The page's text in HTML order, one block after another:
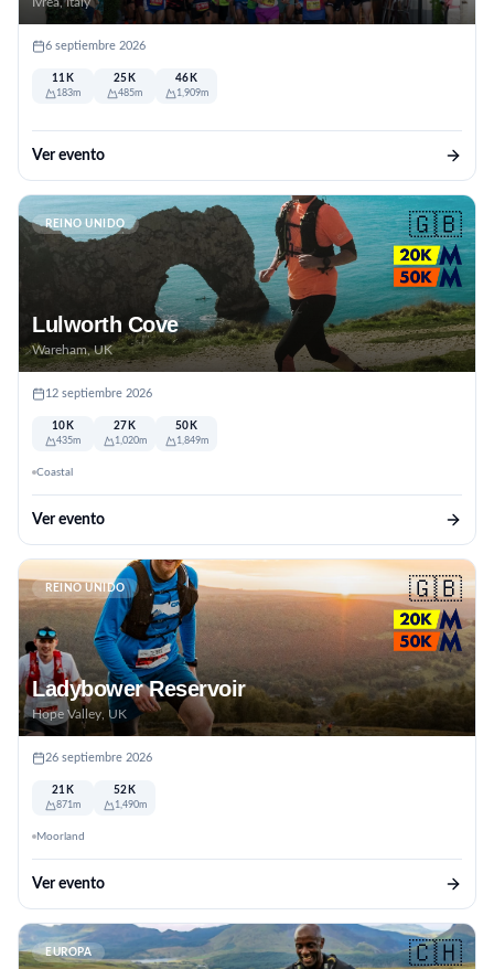
6 septiembre 2026
11K
183m
25K
485m
46K
1,909m
Ver evento
REINO UNIDO 🇬🇧
Lulworth Cove
Wareham, UK
12 septiembre 2026
10K
435m
27K
1,020m
50K
1,849m
Coastal
Ver evento
REINO UNIDO 🇬🇧
Ladybower Reservoir
Hope Valley, UK
26 septiembre 2026
21K
871m
52K
1,490m
Moorland
Ver evento
EUROPA 🇨🇭